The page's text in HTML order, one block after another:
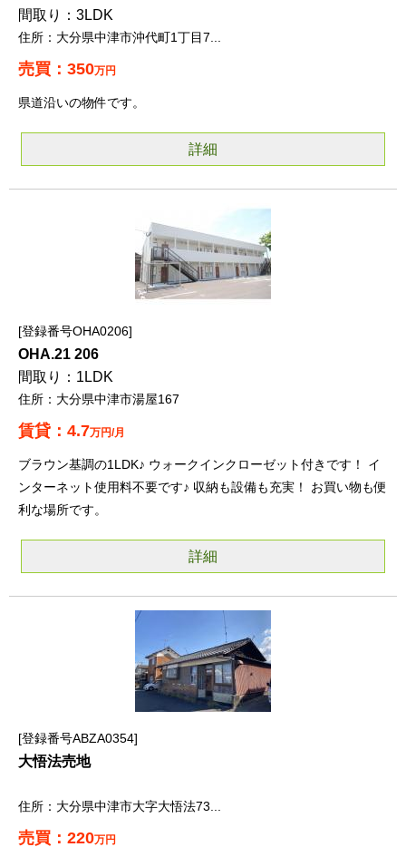
3LDK
大分県中津市沖代町1丁目7...
350万円
県道沿いの物件です。
詳細
登録番号OHA0206
OHA.21 206
1LDK
大分県中津市湯屋167
4.7万円/月
ブラウン基調の1LDK♪ ウォークインクローゼット付きです！ イ
ンターネット使用料不要です♪ 収納も設備も充実！ お買い物も便
利な場所です。
詳細
登録番号ABZA0354
大悟法売地
大分県中津市大字大悟法73...
220万円